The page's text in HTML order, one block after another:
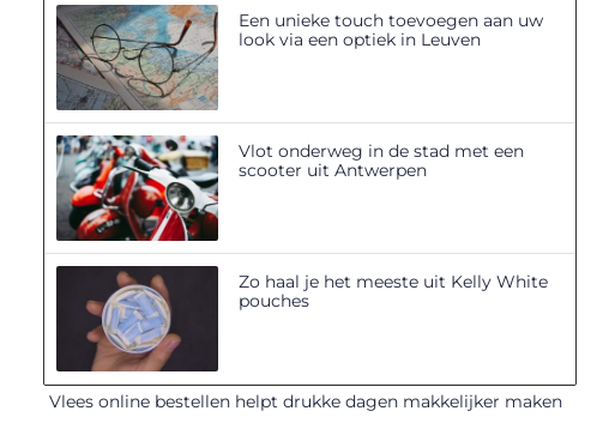
Een unieke touch toevoegen aan uw
look via een optiek in Leuven
Vlot onderweg in de stad met een
scooter uit Antwerpen
Zo haal je het meeste uit Kelly White
pouches
Vlees online bestellen helpt drukke dagen makkelijker maken